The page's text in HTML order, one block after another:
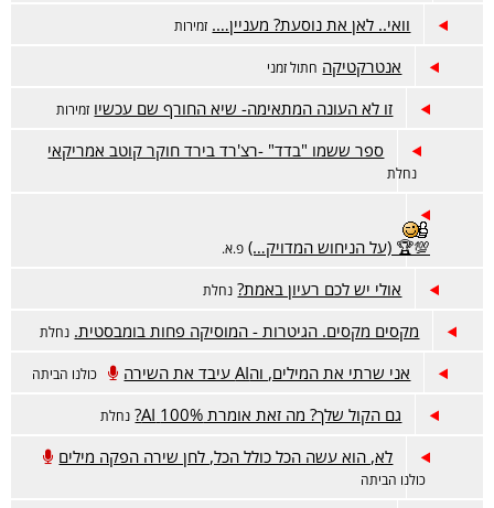
וואי.. לאן את נוסעת? מעניין…. זמירות
אנטרקטיקה חתול זמני
זו לא העונה המתאימה- שיא החורף שם עכשיו זמירות
ספר ששמו "בדד" -רצ'רד בירד חוקר קוטב אמריקאי
נחלת
💯🏆 (על הניחוש המדויק…) פ.א.
אולי יש לכם רעיון באמת? נחלת
מקסים מקסים. הגיטרות - המוסיקה פחות בומבסטית. נחלת
אני שרתי את המילים, והAI עיבד את השירה כולנו הביתה
גם הקול שלך? מה זאת אומרת 100% AI? נחלת
לא, הוא עשה הכל כולל הכל, לחן שירה הפקה מילים
כולנו הביתה